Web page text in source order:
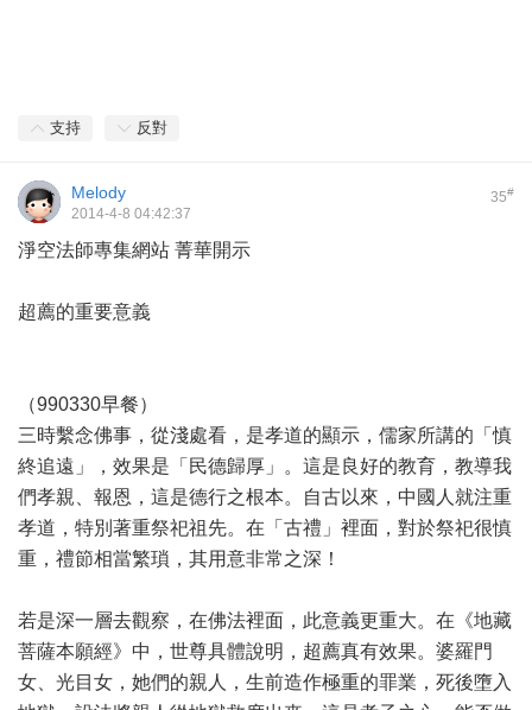
支持 反對
35#
Melody
2014-4-8 04:42:37
淨空法師專集網站 菁華開示
超薦的重要意義
（990330早餐）
三時繫念佛事，從淺處看，是孝道的顯示，儒家所講的「慎
終追遠」，效果是「民德歸厚」。這是良好的教育，教導我
們孝親、報恩，這是德行之根本。自古以來，中國人就注重
孝道，特別著重祭祀祖先。在「古禮」裡面，對於祭祀很慎
重，禮節相當繁瑣，其用意非常之深！
若是深一層去觀察，在佛法裡面，此意義更重大。在《地藏
菩薩本願經》中，世尊具體說明，超薦真有效果。婆羅門
女、光目女，她們的親人，生前造作極重的罪業，死後墮入